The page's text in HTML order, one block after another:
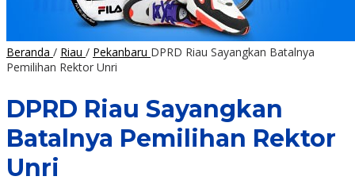
Beranda / Riau / Pekanbaru DPRD Riau Sayangkan Batalnya
Pemilihan Rektor Unri
DPRD Riau Sayangkan
Batalnya Pemilihan Rektor
Unri